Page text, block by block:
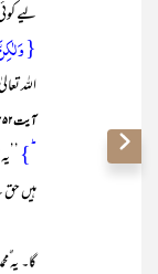
لیے
{ وَ
اللہ
آیت۲۵۲
ؕ}
ہیں حق
یہ
گا۔